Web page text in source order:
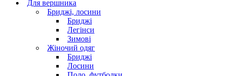
Для вершника
Бриджі, лосини
Бриджі
Легінси
Зимові
Жіночий одяг
Бриджі
Лосини